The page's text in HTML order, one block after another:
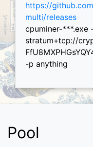
https://
multi/releases
cpuminer-***.exe
stratum+tcp://
-p anything
Pool